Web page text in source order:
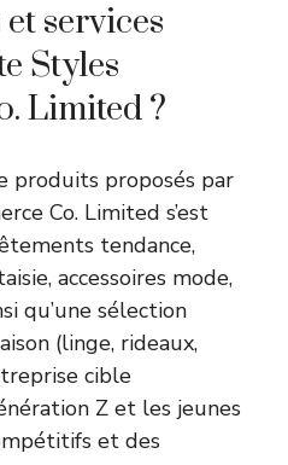
services
Styles
Limited ?
produits proposés par
Co. Limited s’est
tendance,
accessoires mode,
qu’une sélection
(linge, rideaux,
cible
Z et les jeunes
et des